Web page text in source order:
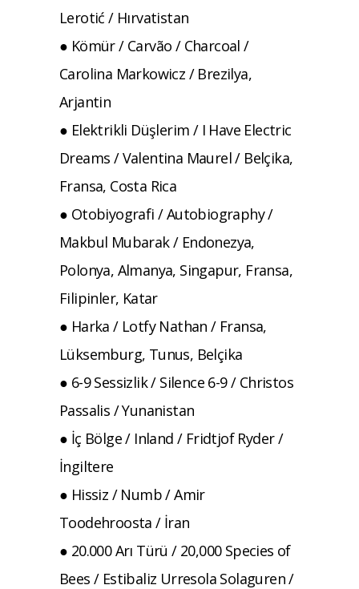
Lerotić / Hırvatistan
● Kömür / Carvão / Charcoal /
Carolina Markowicz / Brezilya,
Arjantin
● Elektrikli Düşlerim / I Have Electric
Dreams / Valentina Maurel / Belçika,
Fransa, Costa Rica
● Otobiyografi / Autobiography /
Makbul Mubarak / Endonezya,
Polonya, Almanya, Singapur, Fransa,
Filipinler, Katar
● Harka / Lotfy Nathan / Fransa,
Lüksemburg, Tunus, Belçika
● 6-9 Sessizlik / Silence 6-9 / Christos
Passalis / Yunanistan
● İç Bölge / Inland / Fridtjof Ryder /
İngiltere
● Hissiz / Numb / Amir
Toodehroosta / İran
● 20.000 Arı Türü / 20,000 Species of
Bees / Estibaliz Urresola Solaguren /